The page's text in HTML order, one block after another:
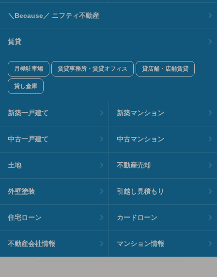
＼Because／ ニフティ不動産
賃貸
月極駐車場 賃貸事務所・賃貸オフィス 貸店舗・店舗賃貸
貸し倉庫
新築一戸建て 新築マンション
中古一戸建て 中古マンション
土地 不動産売却
外壁塗装 引越し見積もり
住宅ローン カードローン
不動産会社情報 マンション情報